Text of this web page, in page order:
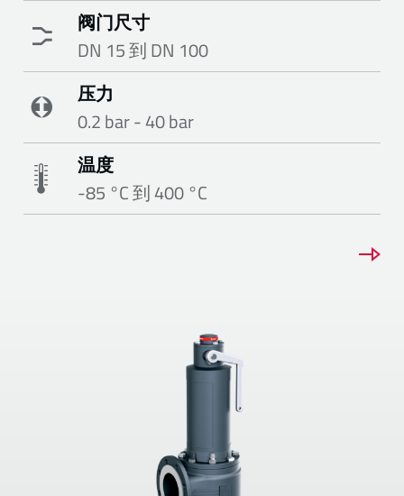
阀门尺寸
DN 15 到 DN 100
压力
0.2 bar - 40 bar
温度
-85 °C 到 400 °C